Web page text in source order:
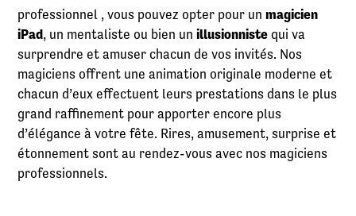
professionnel , vous pouvez opter pour unmagicien
iPad, un mentaliste ou bien unillusionniste qui va
surprendre et amuser chacun de vos invités. Nos
magiciens offrent une animation originale moderne et
chacun d’eux effectuent leurs prestations dans le plus
grand raffinement pour apporter encore plus
d’élégance à votre fête. Rires, amusement, surprise et
étonnement sont au rendez-vous avec nos magiciens
professionnels.